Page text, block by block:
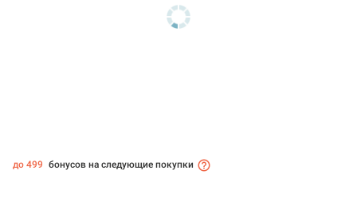
до 499 бонусов на следующие покупки